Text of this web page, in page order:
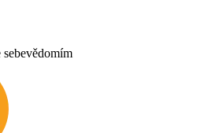
sebevědomím